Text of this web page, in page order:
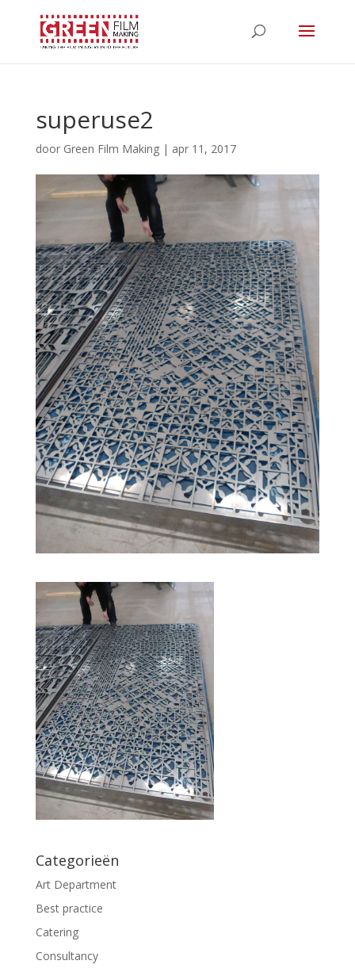
superuse2
door Green Film Making| apr 11, 2017
Categorieën
Art Department
Best practice
Catering
Consultancy